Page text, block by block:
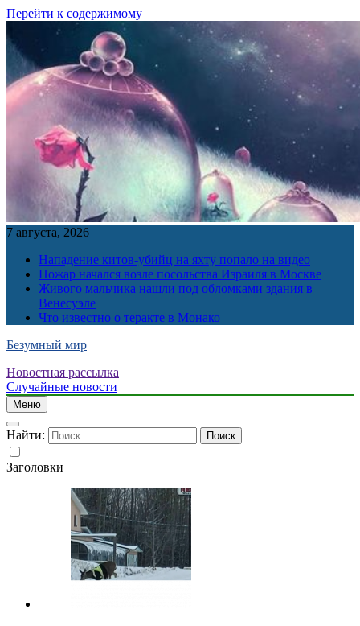
Перейти к содержимому
7 августа, 2026
Нападение китов-убийц на яхту попало на видео
Пожар начался возле посольства Израиля в Москве
Живого мальчика нашли под обломками здания в
Венесуэле
Что известно о теракте в Монако
Безумный мир
Новостная рассылка
Случайные новости
Меню
Найти:
Заголовки